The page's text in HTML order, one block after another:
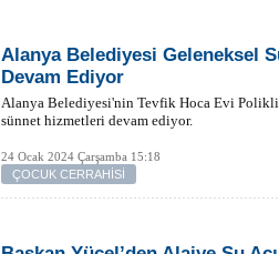
Alanya Belediyesi Geleneksel
Devam Ediyor
Alanya Belediyesi'nin Tevfik Hoca Evi
sünnet hizmetleri devam ediyor.
24 Ocak 2024 Çarşamba 15:18
ÇOCUK CERRAHİSİ